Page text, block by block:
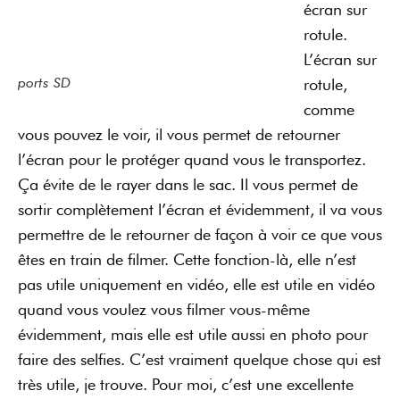
ports SD
écran sur
rotule.
L’écran sur
rotule,
comme
vous pouvez le voir, il vous permet de retourner
l’écran pour le protéger quand vous le transportez.
Ça évite de le rayer dans le sac. Il vous permet de
sortir complètement l’écran et évidemment, il va vous
permettre de le retourner de façon à voir ce que vous
êtes en train de filmer. Cette fonction-là, elle n’est
pas utile uniquement en vidéo, elle est utile en vidéo
quand vous voulez vous filmer vous-même
évidemment, mais elle est utile aussi en photo pour
faire des selfies. C’est vraiment quelque chose qui est
très utile, je trouve. Pour moi, c’est une excellente